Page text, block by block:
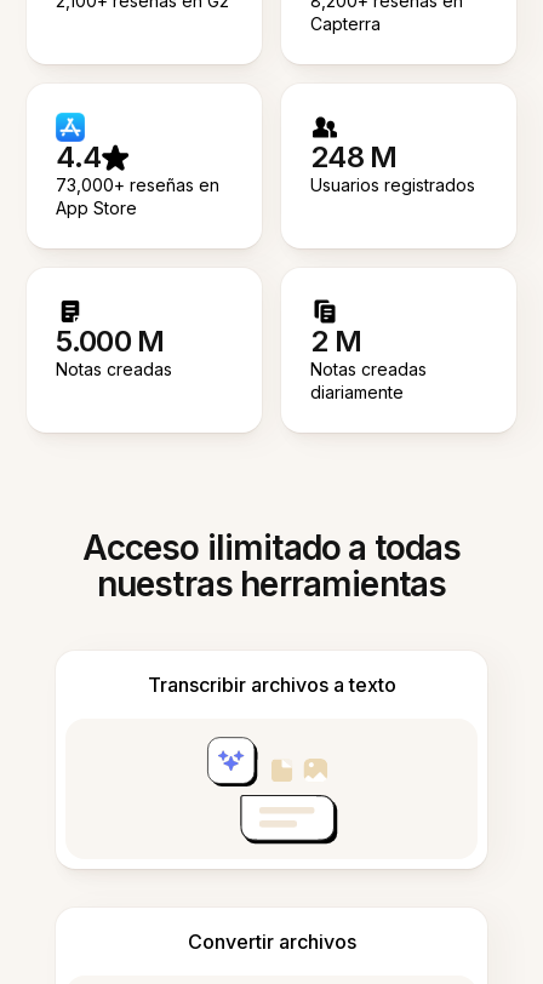
Capterra
4.4
73,000+ reseñas en
App Store
248 M
Usuarios registrados
5.000 M
Notas creadas
2 M
Notas creadas
diariamente
Acceso ilimitado a todas
nuestras herramientas
Transcribir archivos a texto
Convertir archivos